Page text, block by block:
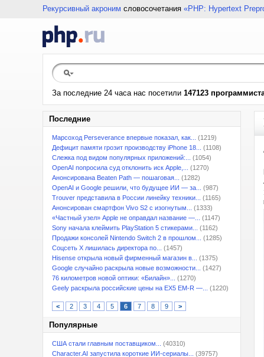
Рекурсивный акроним словосочетания «PHP: Hypertext
За последние 24 часа нас посетили 147123
Последние
Марсоход Perseverance впервые показал, как...
(1219)
Дефицит памяти грозит производству iPhone 18...
(1108)
Слежка под видом популярных приложений:...
(1054)
OpenAI попросила суд отклонить иск Apple,...
(1270)
Анонсирована Beaten Path — пошаговая...
(1282)
OpenAI и Google решили, что будущее ИИ — за...
(987)
Trouver представила в России линейку техники...
(1165)
Анонсирован смартфон Vivo S2 с изогнутым...
(1333)
«Частный узел» Apple не оправдал название —...
(1147)
Sony начала клеймить PlayStation 5 стикерами...
(1162)
Продажи консолей Nintendo Switch 2 в прошлом...
(1285)
Соцсеть X лишилась директора по...
(1457)
Hisense открыла новый фирменный магазин в...
(1375)
Google случайно раскрыла новые возможности...
(1427)
76 километров новой оптики: «Билайн»...
(1270)
Geely раскрыла российские цены на EX5 EM-R —...
(1220)
< 2 3 4 5 6 7 8 9 >
Популярные
США стали главным поставщиком...
(40310)
Character.AI запустила короткие ИИ-сериалы...
(39757)